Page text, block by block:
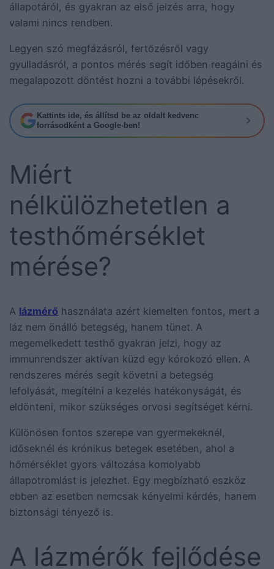
állapotáról, és gyakran az első jelzés arra, hogy
valami nincs rendben.
Legyen szó megfázásról, fertőzésről vagy
gyulladásról, a pontos mérés segít időben reagálni és
megalapozott döntést hozni a további lépésekről.
Kattints ide, és állítsd be az oldalt kedvenc
forrásodként a Google-ben!
Miért
nélkülözhetetlen a
testhőmérséklet
mérése?
A lázmérő használata azért kiemelten fontos, mert a
láz nem önálló betegség, hanem tünet. A
megemelkedett testhő gyakran jelzi, hogy az
immunrendszer aktívan küzd egy kórokozó ellen. A
rendszeres mérés segít követni a betegség
lefolyását, megítélni a kezelés hatékonyságát, és
eldönteni, mikor szükséges orvosi segítséget kérni.
Különösen fontos szerepe van gyermekeknél,
időseknél és krónikus betegek esetében, ahol a
hőmérséklet gyors változása komolyabb
állapotromlást is jelezhet. Egy megbízható eszköz
ebben az esetben nemcsak kényelmi kérdés, hanem
biztonsági tényező is.
A lázmérők fejlődése